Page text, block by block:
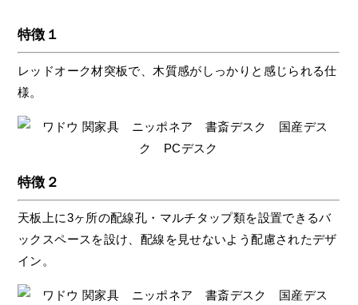
特徴１
レッドオーク材突板で、木質感がしっかりと感じられる仕
様。
特徴２
天板上に3ヶ所の配線孔・マルチタップ類を設置できるバ
ックスペースを設け、配線を見せないよう配慮されたデザ
イン。